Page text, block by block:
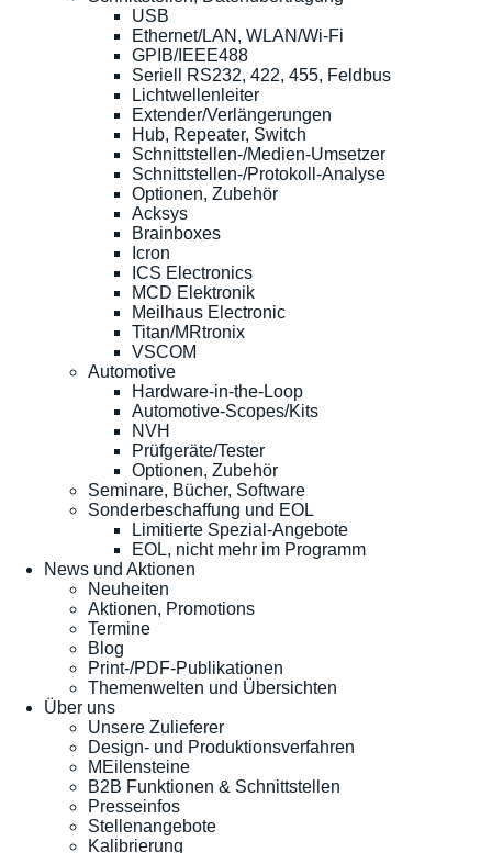
USB
Ethernet/LAN, WLAN/Wi-Fi
GPIB/IEEE488
Seriell RS232, 422, 455, Feldbus
Lichtwellenleiter
Extender/Verlängerungen
Hub, Repeater, Switch
Schnittstellen-/Medien-Umsetzer
Schnittstellen-/Protokoll-Analyse
Optionen, Zubehör
Acksys
Brainboxes
Icron
ICS Electronics
MCD Elektronik
Meilhaus Electronic
Titan/MRtronix
VSCOM
Automotive
Hardware-in-the-Loop
Automotive-Scopes/Kits
NVH
Prüfgeräte/Tester
Optionen, Zubehör
Seminare, Bücher, Software
Sonderbeschaffung und EOL
Limitierte Spezial-Angebote
EOL, nicht mehr im Programm
News und Aktionen
Neuheiten
Aktionen, Promotions
Termine
Blog
Print-/PDF-Publikationen
Themenwelten und Übersichten
Über uns
Unsere Zulieferer
Design- und Produktionsverfahren
MEilensteine
B2B Funktionen & Schnittstellen
Presseinfos
Stellenangebote
Kalibrierung